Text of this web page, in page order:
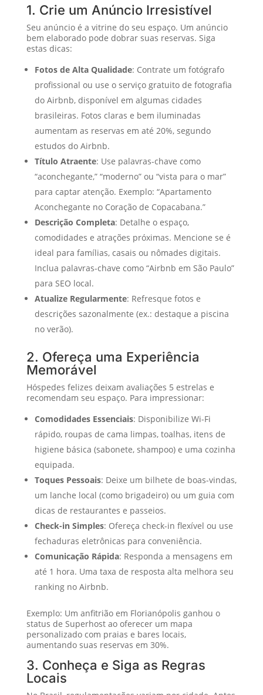
1. Crie um Anúncio Irresistível
Seu anúncio é a vitrine do seu espaço. Um anúncio
bem elaborado pode dobrar suas reservas. Siga
estas dicas:
Fotos de Alta Qualidade: Contrate um fotógrafo
profissional ou use o serviço gratuito de fotografia
do Airbnb, disponível em algumas cidades
brasileiras. Fotos claras e bem iluminadas
aumentam as reservas em até 20%, segundo
estudos do Airbnb.
Título Atraente: Use palavras-chave como
“aconchegante,” “moderno” ou “vista para o mar”
para captar atenção. Exemplo: “Apartamento
Aconchegante no Coração de Copacabana.”
Descrição Completa: Detalhe o espaço,
comodidades e atrações próximas. Mencione se é
ideal para famílias, casais ou nômades digitais.
Inclua palavras-chave como “Airbnb em São Paulo”
para SEO local.
Atualize Regularmente: Refresque fotos e
descrições sazonalmente (ex.: destaque a piscina
no verão).
2. Ofereça uma Experiência
Memorável
Hóspedes felizes deixam avaliações 5 estrelas e
recomendam seu espaço. Para impressionar:
Comodidades Essenciais: Disponibilize Wi-Fi
rápido, roupas de cama limpas, toalhas, itens de
higiene básica (sabonete, shampoo) e uma cozinha
equipada.
Toques Pessoais: Deixe um bilhete de boas-vindas,
um lanche local (como brigadeiro) ou um guia com
dicas de restaurantes e passeios.
Check-in Simples: Ofereça check-in flexível ou use
fechaduras eletrônicas para conveniência.
Comunicação Rápida: Responda a mensagens em
até 1 hora. Uma taxa de resposta alta melhora seu
ranking no Airbnb.
Exemplo: Um anfitrião em Florianópolis ganhou o
status de Superhost ao oferecer um mapa
personalizado com praias e bares locais,
aumentando suas reservas em 30%.
3. Conheça e Siga as Regras
Locais